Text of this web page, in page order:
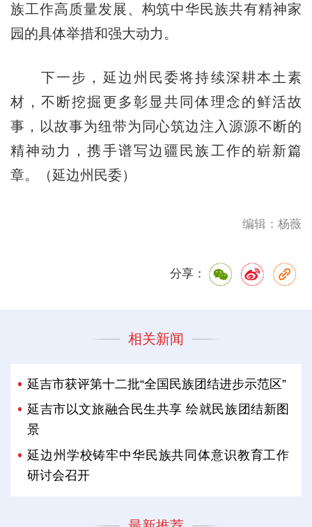
族工作高质量发展、构筑中华民族共有精神家
园的具体举措和强大动力。
下一步，延边州民委将持续深耕本土素
材，不断挖掘更多彰显共同体理念的鲜活故
事，以故事为纽带为同心筑边注入源源不断的
精神动力，携手谱写边疆民族工作的崭新篇
章。（延边州民委）
编辑：杨薇
分享：
相关新闻
延吉市获评第十二批“全国民族团结进步示范区”
延吉市以文旅融合民生共享 绘就民族团结新图
景
延边州学校铸牢中华民族共同体意识教育工作
研讨会召开